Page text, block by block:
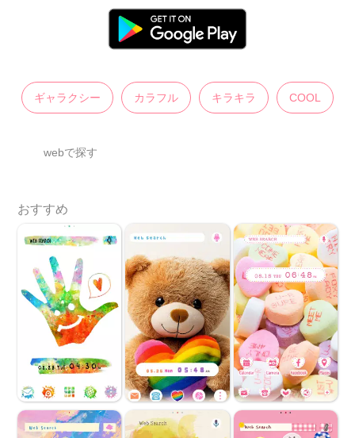
ギャラクシー カラフル キラキラ COOL
webで探す
おすすめ